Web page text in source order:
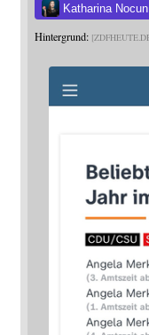
Katharina Nocun
Hintergrund: